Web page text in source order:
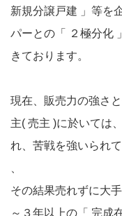
新規分譲戸建 」等を
パーとの「 ２極分化
きております。
現在、販売力の強さ
主( 売主 )に於いては
れ、苦戦を強いられて
その結果売れずに大
～３年以上の「 完成